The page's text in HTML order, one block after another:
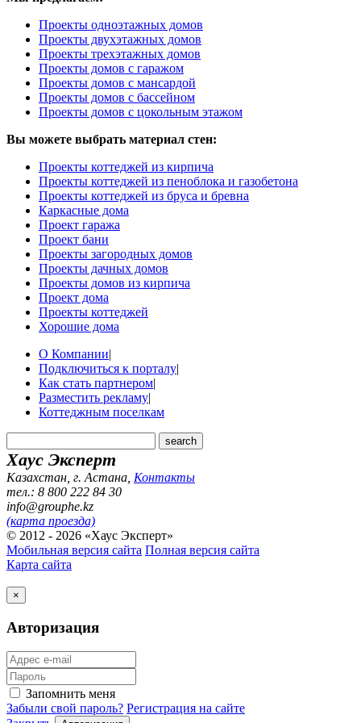
Проекты одноэтажных домов
Проекты двухэтажных домов
Проекты трехэтажных домов
Проекты домов с гаражом
Проекты домов с мансардой
Проекты домов с бассейном
Проекты домов с цокольным этажом
Вы можете выбрать материал стен:
Проекты коттеджей из кирпича
Проекты коттеджей из пеноблока и газобетона
Проекты коттеджей из бруса и бревна
Каркасные дома
Проект гаража
Проект бани
Проекты загородных домов
Проекты дачных домов
Проекты домов из кирпича
Проект дома
Проекты коттеджей
Хорошие дома
О Компании|
Подключиться к порталу|
Как стать партнером|
Разместить рекламу|
Коттеджным поселкам
Хаус Эксперт
Казахстан, г. Астана Контакты
тел.: 8 800 222 84 30
info@grouphe.kz
(карта проезда)
© 2012 - 2026 «Хаус Эксперт»
Мобильная версия сайта Полная версия сайта
Карта сайта
×
Авторизация
Запомнить меня
Забыли свой пароль? Регистрация на сайте